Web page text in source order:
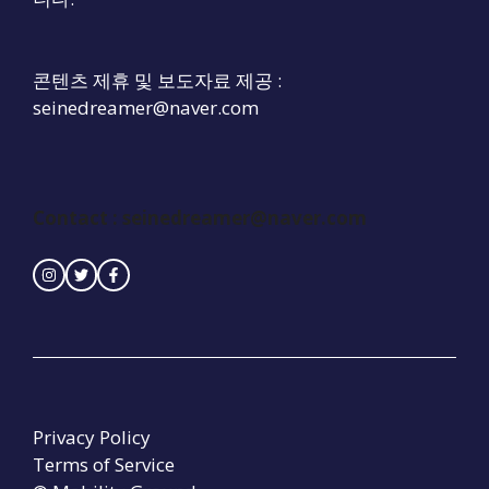
콘텐츠 제휴 및 보도자료 제공 :
seinedreamer@naver.com
Contact : seinedreamer@naver.com
Privacy Policy
Terms of Service